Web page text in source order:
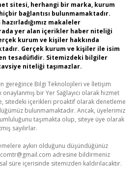
sitesi, herhangi bir marka, kurum
bağlantısı bulunmamaktadır.
makaleler
yer alan içerikler haber niteliği
kurum ve kişiler hakkında
Gerçek kurum ve kişiler ile isim
tesadüfidir. Sitemizdeki bilgiler
niteliği taşımazlar.
gereğince Bilgi Teknolojileri ve İletişim
onaylanmış bir Yer Sağlayıcı olarak hizmet
sitedeki içerikleri proaktif olarak denetleme
bulunmamaktadır. Ancak, üyelerimiz
taşımakta olup, siteye üye olarak
sayılırlar.
aykırı olduğunu düşündüğünüz
adresine bildirmeniz
süre içerisinde sitemizden kaldırılacaktır.